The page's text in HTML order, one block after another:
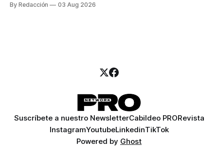
artesanal, ingredientes de calidad y experiencias que
By Redacción 03 Aug 2026
Suscríbete a nuestro NewsletterCabildeo PRORevista
InstagramYoutubeLinkedinTikTok
Powered by Ghost